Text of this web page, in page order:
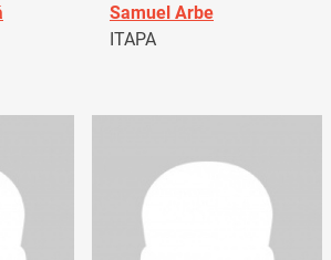
Samuel Arbe
ITAPA